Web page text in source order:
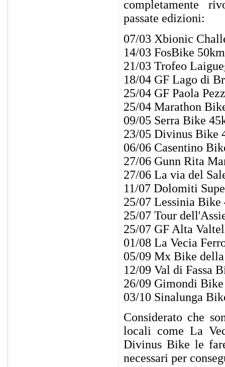
completamente
passate edizioni:
07/03 Xbionic
14/03 FosBike
21/03 Trofeo
18/04 GF Lago di
25/04 GF Paola
25/04 Marathon
09/05 Serra Bike
23/05 Divinus Bike
06/06 Casentino
27/06 Gunn Rita
27/06 La via del
11/07 Dolomiti
25/07 Lessinia
25/07 Tour
25/07 GF Alta
01/08 La Vecia
05/09 Mx Bike
12/09 Val di Fassa
26/09 Gimondi
03/10 Sinalunga
Considerato che
locali come La
Divinus Bike le
necessari per